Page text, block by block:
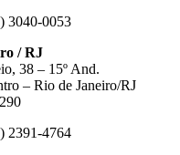
3040-0053
/ RJ
38 – 15º And.
– Rio de Janeiro/RJ
2391-4764